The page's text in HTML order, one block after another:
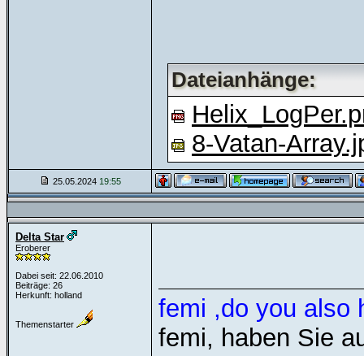
Dateianhänge:
8-Vatan-
25.05.2024 19:55
Delta Star
Eroberer
Dabei seit: 22.06.2010
Beiträge: 26
Herkunft: holland
Themenstarter
femi ,do you also
femi, haben Sie